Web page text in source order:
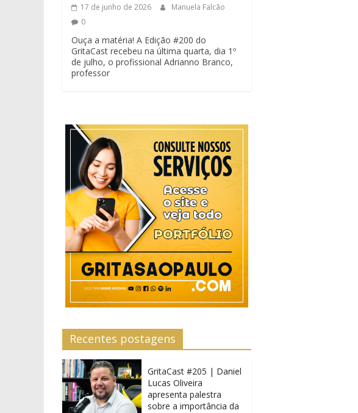
17 de junho de 2026
Manuela Falcão
0
Ouça a matéria! A Edição #200 do
GritaCast recebeu na última quarta, dia 1º
de julho, o profissional Adrianno Branco,
professor
Recentes postagens
GritaCast #205 | Daniel
Lucas Oliveira
apresenta palestra
sobre a importância da